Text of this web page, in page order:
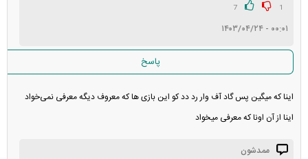
1
7
۰۰:۰۱ - ۱۴۰۳/۰۴/۲۴
پاسخ
اینا که میگین پس گاد آف وار رد دد کو این بازی ها که معروف دیگه معرفی نمی‌خواد
اینا از آن اونا که معرفی میخواد
ممدشون